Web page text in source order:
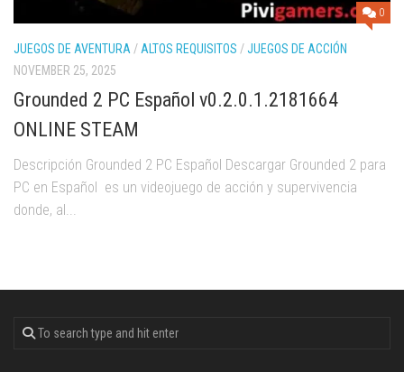
0
JUEGOS DE AVENTURA / ALTOS REQUISITOS /JUEGOS DE ACCIÓN
NOVEMBER 25, 2025
Grounded 2 PC Español v0.2.0.1.2181664
ONLINE STEAM
Descripción Grounded 2 PC Español Descargar Grounded 2 para
PC en Español es un videojuego de acción y supervivencia
donde, al...